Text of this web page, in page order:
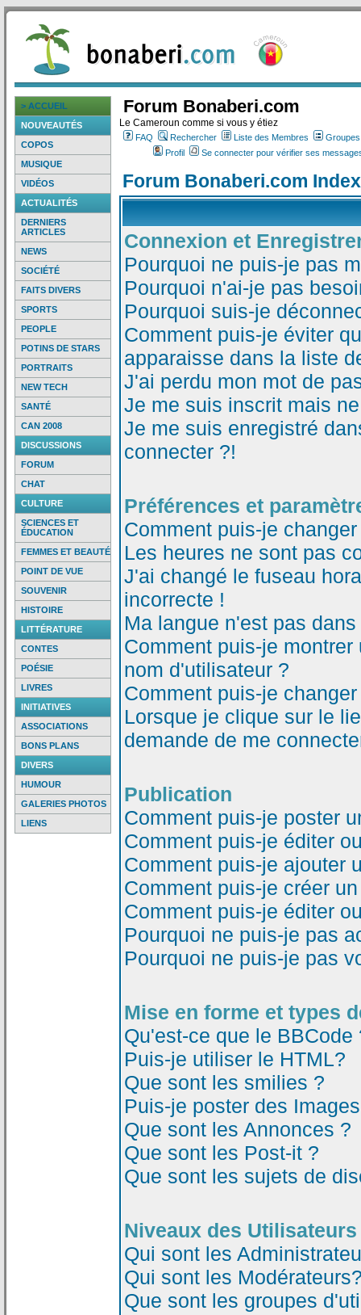
> ACCUEIL
NOUVEAUTÉS
COPOS
MUSIQUE
VIDÉOS
ACTUALITÉS
DERNIERS
ARTICLES
NEWS
SOCIÉTÉ
FAITS DIVERS
SPORTS
PEOPLE
POTINS DE STARS
PORTRAITS
NEW TECH
SANTÉ
CAN 2008
DISCUSSIONS
FORUM
CHAT
CULTURE
SCIENCES ET
ÉDUCATION
FEMMES ET BEAUTÉ
POINT DE VUE
SOUVENIR
HISTOIRE
LITTÉRATURE
CONTES
POÉSIE
LIVRES
INITIATIVES
ASSOCIATIONS
BONS PLANS
DIVERS
HUMOUR
GALERIES PHOTOS
LIENS
Forum Bonaberi.com
Le Cameroun comme si vous y étiez
FAQ Rechercher Liste des Membres
Profil
Se connecter pour vérifier ses
Forum Bonaberi.com
Connexion et
Pourquoi ne puis-je pas
Pourquoi n'ai-je pas
Pourquoi suis-je
Comment puis-je éviter
apparaisse dans la liste
J'ai perdu mon mot de
Je me suis inscrit mais
Je me suis enregistré
connecter ?!
Préférences et
Comment puis-je
Les heures ne sont pas
J'ai changé le fuseau
incorrecte !
Ma langue n'est pas
Comment puis-je
nom d'utilisateur ?
Comment puis-je
Lorsque je clique sur le
demande de me
Publication
Comment puis-je poster
Comment puis-je éditer
Comment puis-je ajouter
Comment puis-je créer
Comment puis-je éditer
Pourquoi ne puis-je pas
Pourquoi ne puis-je pas
Mise en forme et types
Qu'est-ce que le BBCode
Puis-je utiliser le HTML?
Que sont les smilies ?
Puis-je poster des
Que sont les Annonces ?
Que sont les Post-it ?
Que sont les sujets de
Niveaux des
Qui sont les
Qui sont les
Que sont les groupes